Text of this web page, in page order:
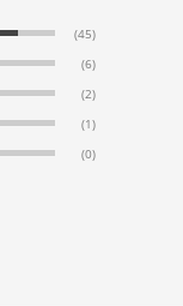
(45)
(6)
(2)
(1)
(0)